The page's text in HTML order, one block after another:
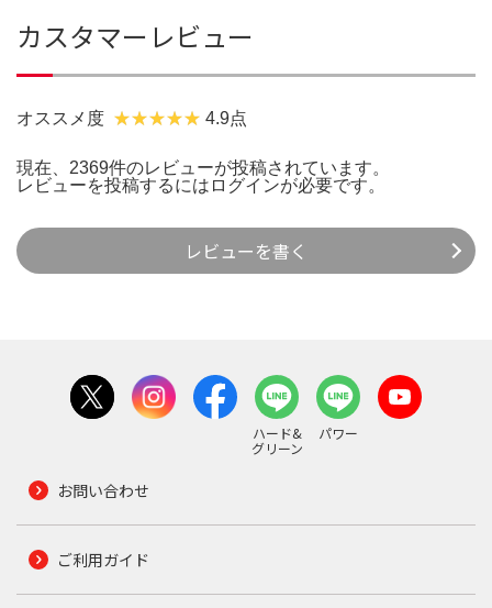
カスタマーレビュー
オススメ度 4.9点
現在、2369件のレビューが投稿されています。
レビューを投稿するには ログインが必要です。
レビューを書く
ハード&
グリーン
パワー
お問い合わせ
ご利用ガイド